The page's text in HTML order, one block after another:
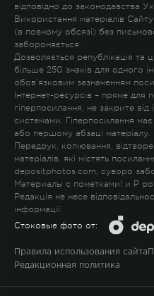
відповідно до законодавства
Використання матеріалів
(в повному обсязі) без
забороняється.
Дозволяється републікація та
більше 250 знаків для одного
обов'язковим зазначенням
Інтернет-ресурсів – пряме
гіперпосилання, не закрите від
системами. Гіперпосилання
або першому абзаці матеріалу.
Передрук, копіювання,
матеріалів, які містять
depositphotos.com, суворо
Материалы с пометками! и P
Редакція не несе
інформації.
Стоковые фото от:
Правила использования сайта
Редакционная политика